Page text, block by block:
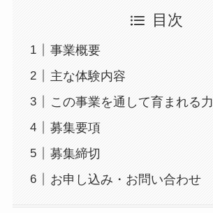
目次
事業概要
主な体験内容
この事業を通して育まれる力
募集要項
募集締切
お申し込み・お問い合わせ